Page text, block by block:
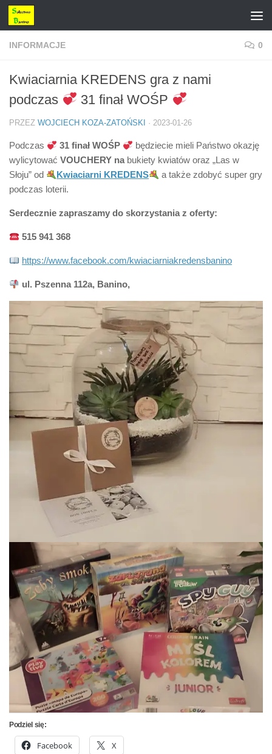
Przejdź do treści
INFORMACJE 0
Kwiaciarnia KREDENS gra z nami
podczas
31 finał WOŚP
PRZEZ WOJCIECH KOZA-ZATOŃSKI · 2023-01-26
Podczas 31 finał WOŚP
będziecie mieli Państwo okazję
wylicytować VOUCHERY na bukiety kwiatów oraz „Las w
Słoju” od
Kwiaciarni KREDENS
a także zdobyć super gry
podczas loterii.
Serdecznie zapraszamy do skorzystania z oferty:
515 941 368
https://www.facebook.com/kwiaciarniakredensbanino
ul. Pszenna 112a, Banino,
Podziel się:
Facebook X